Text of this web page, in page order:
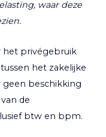
waar deze
het privégebruik
het zakelijke
geen beschikking
de
btw en bpm.